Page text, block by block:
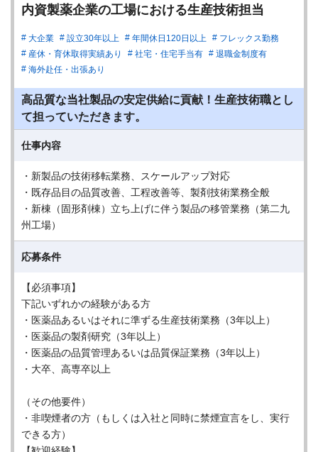
内資製薬企業の工場における生産技術担当
大企業 設立30年以上 年間休日120日以上
フレックス勤務
産休・育休取得実績あり
社宅・住宅手当有
退職金制度有
海外赴任・出張あり
高品質な当社製品の安定供給に貢献！生産技術職とし
て担っていただきます。
仕事内容
・新製品の技術移転業務、スケールアップ対応
・既存品目の品質改善、工程改善等、製剤技術業務全般
・新棟（固形剤棟）立ち上げに伴う製品の移管業務（第二九
州工場）
応募条件
【必須事項】
下記いずれかの経験がある方
・医薬品あるいはそれに準ずる生産技術業務（3年以上）
・医薬品の製剤研究（3年以上）
・医薬品の品質管理あるいは品質保証業務（3年以上）
・大卒、高専卒以上
（その他要件）
・非喫煙者の方（もしくは入社と同時に禁煙宣言をし、実行
できる方）